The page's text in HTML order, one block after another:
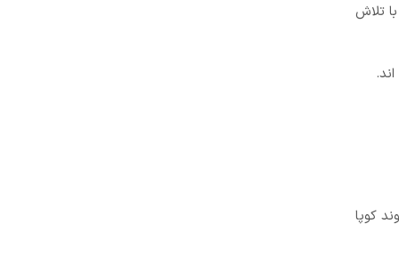
تلاش
کوپا